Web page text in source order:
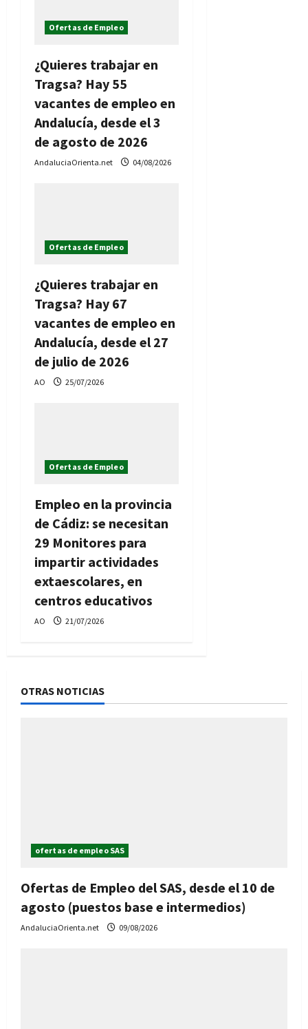
Ofertas de Empleo
¿Quieres trabajar en
Tragsa? Hay 55
vacantes de empleo en
Andalucía, desde el 3
de agosto de 2026
AndaluciaOrienta.net 04/08/2026
Ofertas de Empleo
¿Quieres trabajar en
Tragsa? Hay 67
vacantes de empleo en
Andalucía, desde el 27
de julio de 2026
AO 25/07/2026
Ofertas de Empleo
Empleo en la provincia
de Cádiz: se necesitan
29 Monitores para
impartir actividades
extaescolares, en
centros educativos
AO 21/07/2026
OTRAS NOTICIAS
ofertas de empleo SAS
Ofertas de Empleo del SAS, desde el 10 de
agosto (puestos base e intermedios)
AndaluciaOrienta.net 09/08/2026